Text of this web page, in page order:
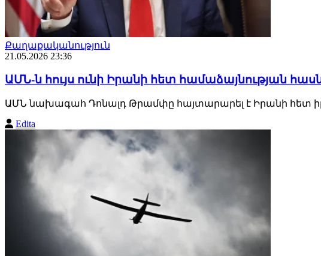
Քաղաքականություն
21.05.2026 23:36
ԱՄՆ-ն հույս ունի Իրանի հետ համաձայնության
ԱՄՆ նախագահ Դոնալդ Թրամփը հայտարարել է Իրանի հետ
Edita